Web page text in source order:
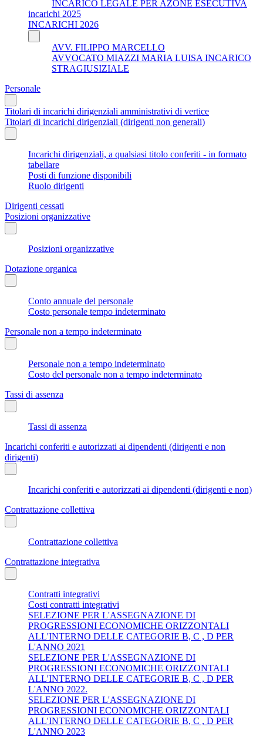
INCARICO LEGALE PER AZONE ESECUTIVA
incarichi 2025
INCARICHI 2026
AVV. FILIPPO MARCELLO
AVVOCATO MIAZZI MARIA LUISA INCARICO
STRAGIUSIZIALE
Personale
Titolari di incarichi dirigenziali amministrativi di vertice
Titolari di incarichi dirigenziali (dirigenti non generali)
Incarichi dirigenziali, a qualsiasi titolo conferiti - in formato
tabellare
Posti di funzione disponibili
Ruolo dirigenti
Dirigenti cessati
Posizioni organizzative
Posizioni organizzative
Dotazione organica
Conto annuale del personale
Costo personale tempo indeterminato
Personale non a tempo indeterminato
Personale non a tempo indeterminato
Costo del personale non a tempo indeterminato
Tassi di assenza
Tassi di assenza
Incarichi conferiti e autorizzati ai dipendenti (dirigenti e non
dirigenti)
Incarichi conferiti e autorizzati ai dipendenti (dirigenti e non)
Contrattazione collettiva
Contrattazione collettiva
Contrattazione integrativa
Contratti integrativi
Costi contratti integrativi
SELEZIONE PER L'ASSEGNAZIONE DI
PROGRESSIONI ECONOMICHE ORIZZONTALI
ALL'INTERNO DELLE CATEGORIE B, C , D PER
L'ANNO 2021
SELEZIONE PER L'ASSEGNAZIONE DI
PROGRESSIONI ECONOMICHE ORIZZONTALI
ALL'INTERNO DELLE CATEGORIE B, C , D PER
L'ANNO 2022.
SELEZIONE PER L'ASSEGNAZIONE DI
PROGRESSIONI ECONOMICHE ORIZZONTALI
ALL'INTERNO DELLE CATEGORIE B, C , D PER
L'ANNO 2023